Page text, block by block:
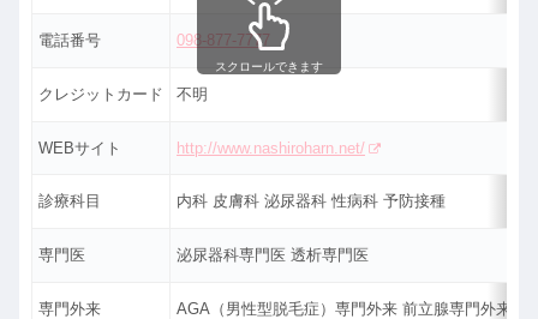
電話番号 098-877-7777
クレジットカード 不明
WEBサイト http://www.nashiroharn.net/
診療科目 内科 皮膚科 泌尿器科 性病科 予防接種
専門医 泌尿器科専門医 透析専門医
専門外来 AGA（男性型脱毛症）専門外来 前立腺専門外来
スクロールできます